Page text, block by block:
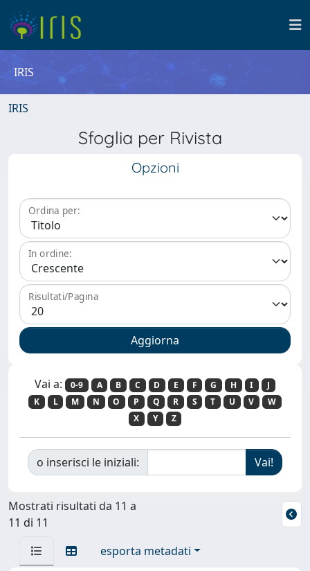
IRIS
IRIS
Sfoglia per Rivista
Opzioni
Ordina per:
In ordine:
Risultati/Pagina
Vai a: 0-9 A B C D E F G H I
J
K
L M N O P Q R S T U V
W
X
Y Z
o inserisci le iniziali:
Mostrati risultati da 11 a
11 di 11
esporta metadati